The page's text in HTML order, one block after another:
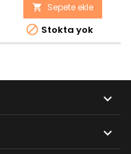
 Sepete ekle
 Stokta yok

